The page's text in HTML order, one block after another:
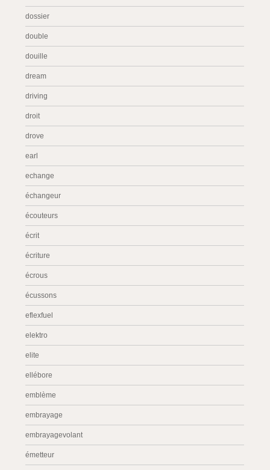
dossier
double
douille
dream
driving
droit
drove
earl
echange
échangeur
écouteurs
écrit
écriture
écrous
écussons
eflexfuel
elektro
elite
ellébore
emblème
embrayage
embrayagevolant
émetteur